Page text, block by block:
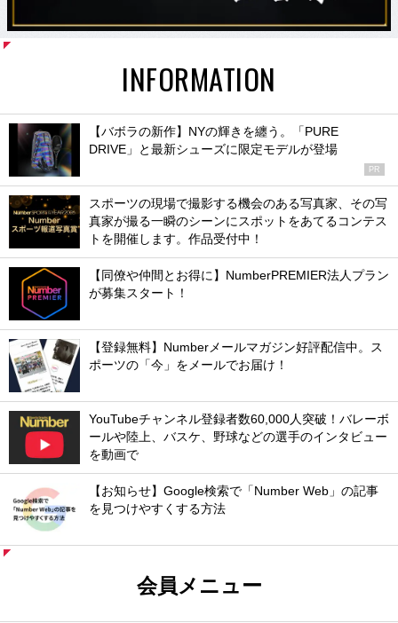
INFORMATION
【バボラの新作】NYの輝きを纏う。「PURE
DRIVE」と最新シューズに限定モデルが登場
PR
スポーツの現場で撮影する機会のある写真家、その写
真家が撮る一瞬のシーンにスポットをあてるコンテス
トを開催します。作品受付中！
【同僚や仲間とお得に】NumberPREMIER法人プラン
が募集スタート！
【登録無料】Numberメールマガジン好評配信中。ス
ポーツの「今」をメールでお届け！
YouTubeチャンネル登録者数60,000人突破！バレーボ
ールや陸上、バスケ、野球などの選手のインタビュー
を動画で
【お知らせ】Google検索で「Number Web」の記事
を見つけやすくする方法
会員メニュー